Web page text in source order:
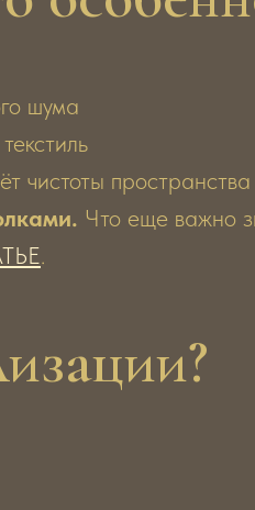
шума
чистоты пространства
Что еще важно
.